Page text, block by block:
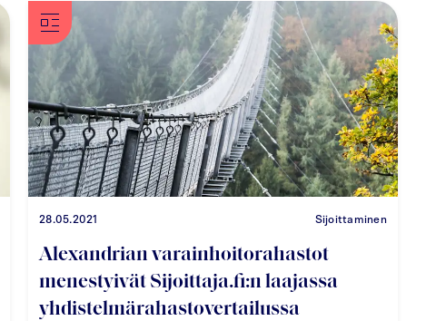
28.05.2021 Sijoittaminen
Alexandrian varainhoitorahastot
menestyivät Sijoittaja.fi:n laajassa
yhdistelmärahastovertailussa